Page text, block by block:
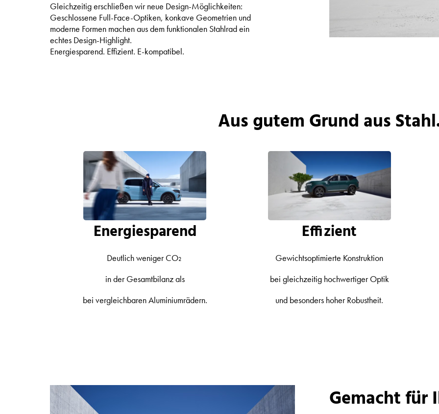
Gleichzeitig erschließen wir neue Design-Möglichkeiten:
Geschlossene Full-Face-Optiken, konkave Geometrien und
moderne Formen machen aus dem funktionalen Stahlrad ein
echtes Design-Highlight.
Energiesparend. Effizient. E-kompatibel.
Aus gutem Grund aus
Energiesparend
Deutlich weniger CO₂
in der Gesamtbilanz als
bei vergleichbaren Aluminiumrädern.
Effizient
Gewichtsoptimierte Konstruktion
bei gleichzeitig hochwertiger Optik
und besonders hoher Robustheit.
Gemacht für